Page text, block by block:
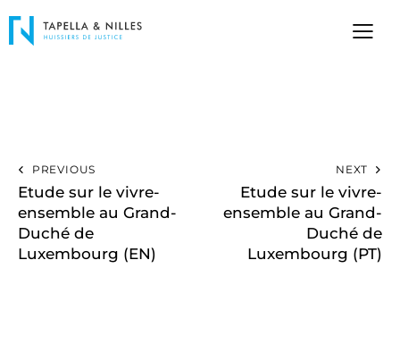
PREVIOUS
Etude sur le vivre-
ensemble au Grand-
Duché de
Luxembourg (EN)
NEXT
Etude sur le vivre-
ensemble au Grand-
Duché de
Luxembourg (PT)